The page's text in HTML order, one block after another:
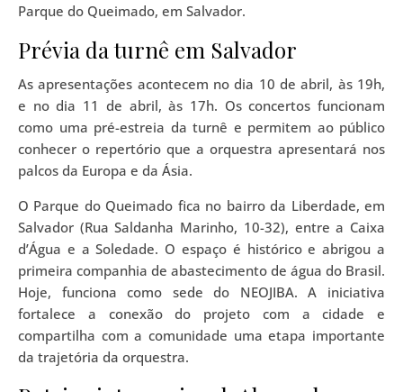
Parque do Queimado, em Salvador.
Prévia da turnê em Salvador
As apresentações acontecem no dia 10 de abril, às 19h,
e no dia 11 de abril, às 17h. Os concertos funcionam
como uma pré-estreia da turnê e permitem ao público
conhecer o repertório que a orquestra apresentará nos
palcos da Europa e da Ásia.
O Parque do Queimado fica no bairro da Liberdade, em
Salvador (Rua Saldanha Marinho, 10-32), entre a Caixa
d’Água e a Soledade. O espaço é histórico e abrigou a
primeira companhia de abastecimento de água do Brasil.
Hoje, funciona como sede do NEOJIBA. A iniciativa
fortalece a conexão do projeto com a cidade e
compartilha com a comunidade uma etapa importante
da trajetória da orquestra.